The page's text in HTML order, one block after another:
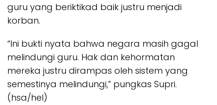
guru yang beriktikad baik justru menjadi
korban.
“Ini bukti nyata bahwa negara masih gagal
melindungi guru. Hak dan kehormatan
mereka justru dirampas oleh sistem yang
semestinya melindungi,” pungkas Supri.
(hsa/hel)